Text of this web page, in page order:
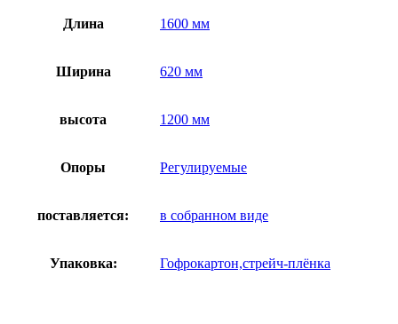
Длина 1600 мм
Ширина 620 мм
высота 1200 мм
Опоры Регулируемые
поставляется: в собранном виде
Упаковка: Гофрокартон,стрейч-плёнка